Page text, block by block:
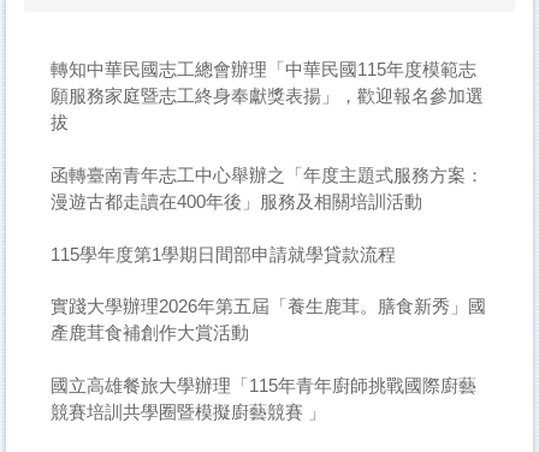
轉知中華民國志工總會辦理「中華民國115年度模範志
願服務家庭暨志工終身奉獻獎表揚」，歡迎報名參加選
拔
函轉臺南青年志工中心舉辦之「年度主題式服務方案：
漫遊古都走讀在400年後」服務及相關培訓活動
115學年度第1學期日間部申請就學貸款流程
實踐大學辦理2026年第五屆「養生鹿茸。膳食新秀」國
產鹿茸食補創作大賞活動
國立高雄餐旅大學辦理「115年青年廚師挑戰國際廚藝
競賽培訓共學圈暨模擬廚藝競賽 」